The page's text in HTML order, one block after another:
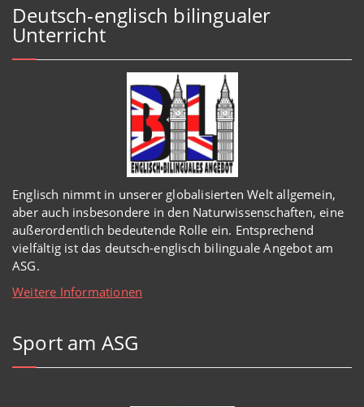
Deutsch-englisch bilingualer
Unterricht
Englisch nimmt in unserer globalisierten Welt allgemein,
aber auch insbesondere in den Naturwissenschaften, eine
außerordentlich bedeutende Rolle ein. Entsprechend
vielfältig ist das deutsch-englisch bilinguale Angebot am
ASG.
Weitere Informationen
Sport am ASG